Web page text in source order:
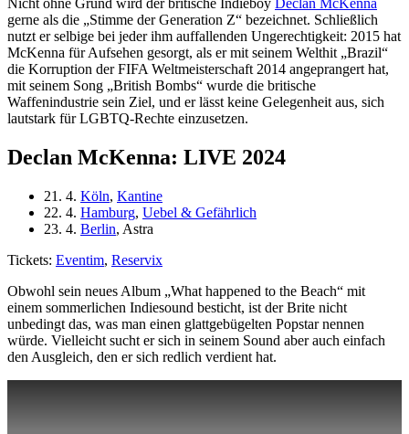
gerne als die „Stimme der Generation Z“ bezeichnet. Schließlich
nutzt er selbige bei jeder ihm auffallenden Ungerechtigkeit: 2015 hat
McKenna für Aufsehen gesorgt, als er mit seinem Welthit „Brazil“
die Korruption der FIFA Weltmeisterschaft 2014 angeprangert hat,
mit seinem Song „British Bombs“ wurde die britische
Waffenindustrie sein Ziel, und er lässt keine Gelegenheit aus, sich
lautstark für LGBTQ-Rechte einzusetzen.
Declan McKenna: LIVE 2024
21. 4. Köln, Kantine
22. 4. Hamburg, Uebel & Gefährlich
23. 4. Berlin, Astra
Tickets: Eventim, Reservix
Obwohl sein neues Album „What happened to the Beach“ mit
einem sommerlichen Indiesound besticht, ist der Brite nicht
unbedingt das, was man einen glattgebügelten Popstar nennen
würde. Vielleicht sucht er sich in seinem Sound aber auch einfach
den Ausgleich, den er sich redlich verdient hat.